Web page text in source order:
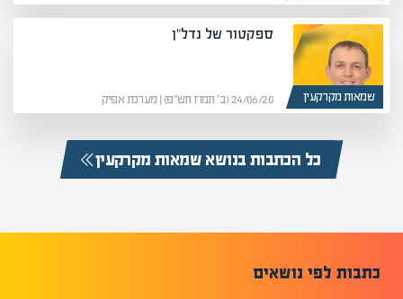
שמאות מקרקעין
ספקטור של נדל"ן
24/06/20 (ב׳ תמוז תש״פ) | מערכת אפיק
כל הכתבות בנושא שמאות מקרקעין
כתבות לפי נושאים